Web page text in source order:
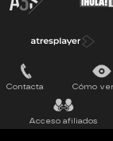
Contacta Cómo
Acceso afiliados